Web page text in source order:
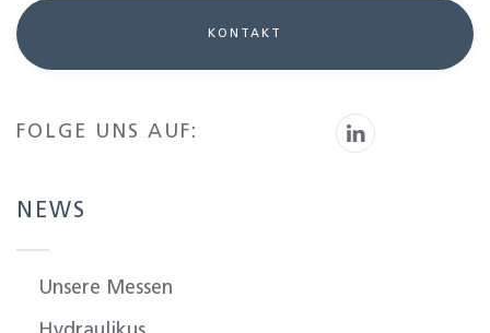
KONTAKT
FOLGE UNS AUF:
NEWS
Unsere Messen